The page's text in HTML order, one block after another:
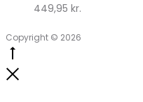
449,95 kr.
Copyright © 2026